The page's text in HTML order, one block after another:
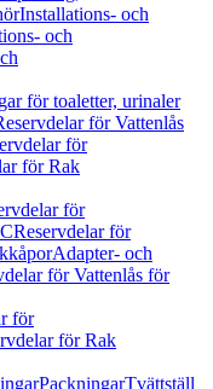
Installations- och
och
för toaletter, urinaler
för Vattenlås
för
för Rak
för
Reservdelar för
Adapter- och
för Vattenlås för
för
för Rak
PackningarTvättställ